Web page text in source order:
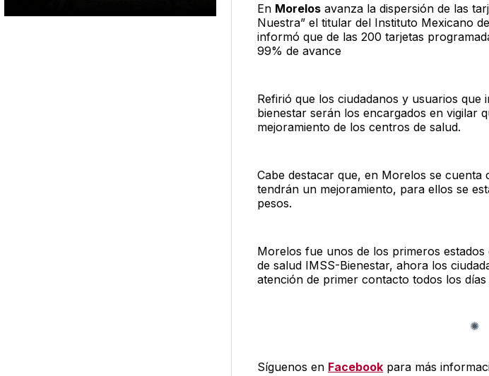
En Morelosavanza la dispersión de las
Nuestra” el titular del Instituto Mexicano
informó que de las 200 tarjetas
99% de avance
Refirió que los ciudadanos y usuarios que
bienestar serán los encargados en vigilar
mejoramiento de los centros de salud.
Cabe destacar que, en Morelos se
tendrán un mejoramiento, para ellos se
pesos.
Morelos fue unos de los primeros
de salud IMSS-Bienestar, ahora los
atención de primer contacto todos los días
Síguenos en Facebookpara más